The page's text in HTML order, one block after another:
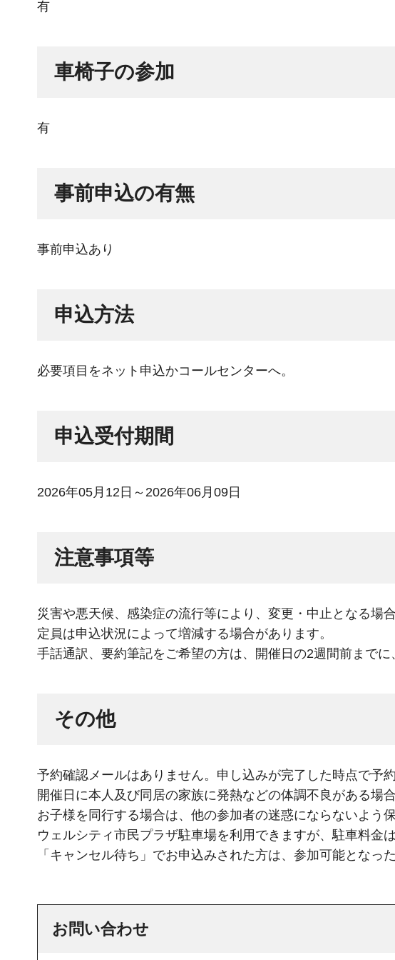
有
車椅子の参加
有
事前申込の有無
事前申込あり
申込方法
必要項目をネット申込かコールセンターへ。
申込受付期間
2026年05月12日～2026年06月09日
注意事項等
災害や悪天候、感染症の流行等により、変更・中止となる場合
定員は申込状況によって増減する場合があります。
手話通訳、要約筆記をご希望の方は、開催日の2週間前まで
その他
予約確認メールはありません。申し込みが完了した時点で予約
開催日に本人及び同居の家族に発熱などの体調不良がある場
お子様を同行する場合は、他の参加者の迷惑にならないよう
ウェルシティ市民プラザ駐車場を利用できますが、駐車料金
「キャンセル待ち」でお申込みされた方は、参加可能となっ
お問い合わせ